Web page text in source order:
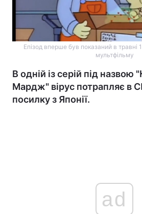
Епізод вперше був показаний в травні
мультфільму
В одній із серій під назвою
Мардж" вірус потрапляє в
посилку з Японії.
ad